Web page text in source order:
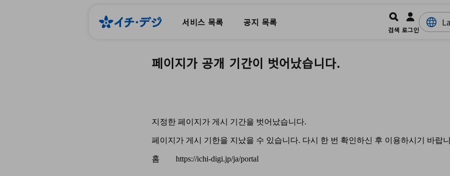
서비스 목록 공지 목록
검색 로그인
페이지가 공개 기간이 벗어났습니다.